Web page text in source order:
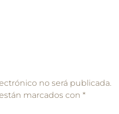
no será publicada.
marcados con *